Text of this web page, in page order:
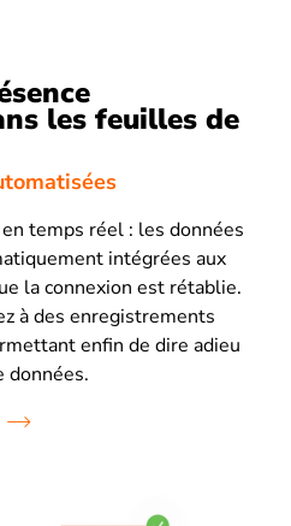
les feuilles de
temps réel : les données
intégrées aux
la connexion est rétablie.
à des enregistrements
enfin de dire adieu
données.